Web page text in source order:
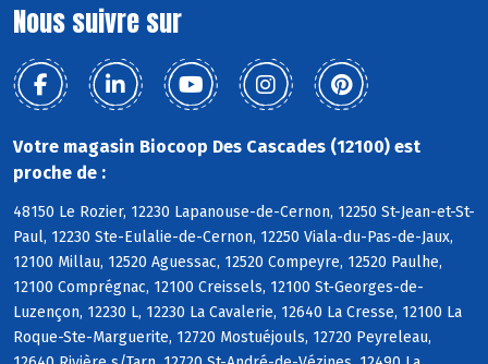
Nous suivre sur
Votre magasin Biocoop Des Cascades (12100) est
proche de :
48150 Le Rozier, 12230 Lapanouse-de-Cernon, 12250 St-Jean-et-St-
Paul, 12230 Ste-Eulalie-de-Cernon, 12250 Viala-du-Pas-de-Jaux,
12100 Millau, 12520 Aguessac, 12520 Compeyre, 12520 Paulhe,
12100 Comprégnac, 12100 Creissels, 12100 St-Georges-de-
Luzençon, 12230 L, 12230 La Cavalerie, 12640 La Cresse, 12100 La
Roque-Ste-Marguerite, 12720 Mostuéjouls, 12720 Peyreleau,